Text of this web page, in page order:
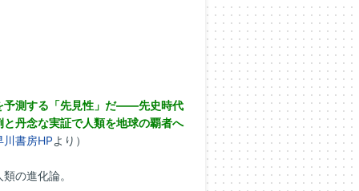
予測する「先見性」だ――先史時代
丹念な実証で人類を地球の覇者へ
川書房HPより）
の進化論。